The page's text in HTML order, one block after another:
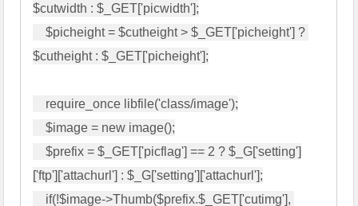
$cutwidth : $_GET['picwidth'];
    $picheight = $cutheight > $_GET['picheight'] ?
$cutheight : $_GET['picheight'];
    $image = new image();
    $prefix = $_GET['picflag'] == 2 ? $_G['setting']
['ftp']['attachurl'] : $_G['setting']['attachurl'];